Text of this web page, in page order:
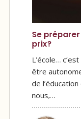
Se
prix?
L’école…
être
de
nous,…